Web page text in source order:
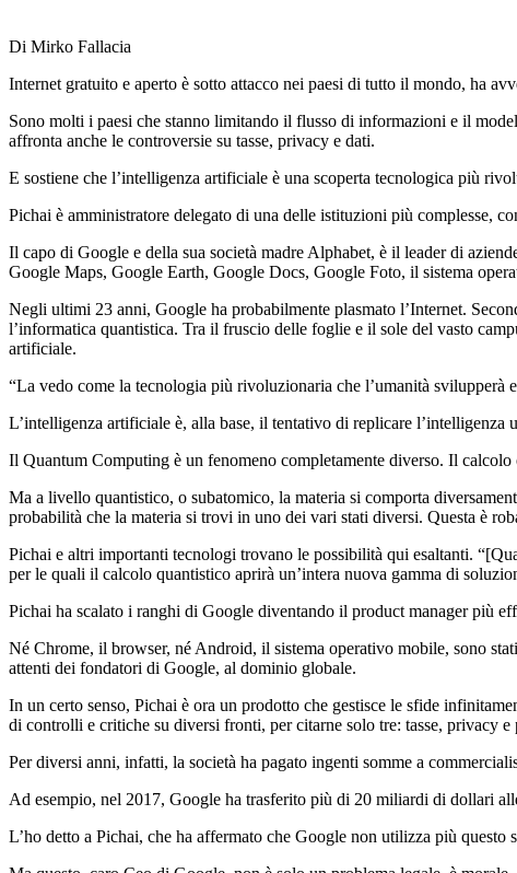
Di Mirko Fallacia
Internet gratuito e aperto è sotto attacco nei paesi di tutto il mondo, ha
Sono molti i paesi che stanno limitando il flusso di informazioni e il
affronta anche le controversie su tasse, privacy e dati.
E sostiene che l’intelligenza artificiale è una scoperta tecnologica più
Pichai è amministratore delegato di una delle istituzioni più complesse,
Il capo di Google e della sua società madre Alphabet, è il leader di
Google Maps, Google Earth, Google Docs, Google Foto, il sistema
Negli ultimi 23 anni, Google ha probabilmente plasmato l’Internet.
l’informatica quantistica. Tra il fruscio delle foglie e il sole del vasto
artificiale.
“La vedo come la tecnologia più rivoluzionaria che l’umanità svilupperà
L’intelligenza artificiale è, alla base, il tentativo di replicare
Il Quantum Computing è un fenomeno completamente diverso. Il
Ma a livello quantistico, o subatomico, la materia si comporta
probabilità che la materia si trovi in ​​uno dei vari stati diversi. Questa è
Pichai e altri importanti tecnologi trovano le possibilità qui esaltanti.
per le quali il calcolo quantistico aprirà un’intera nuova gamma di
Pichai ha scalato i ranghi di Google diventando il product manager più
Né Chrome, il browser, né Android, il sistema operativo mobile, sono
attenti dei fondatori di Google, al dominio globale.
In un certo senso, Pichai è ora un prodotto che gestisce le sfide
di controlli e critiche su diversi fronti, per citarne solo tre: tasse, privacy e
Per diversi anni, infatti, la società ha pagato ingenti somme a
Ad esempio, nel 2017, Google ha trasferito più di 20 miliardi di dollari
L’ho detto a Pichai, che ha affermato che Google non utilizza più